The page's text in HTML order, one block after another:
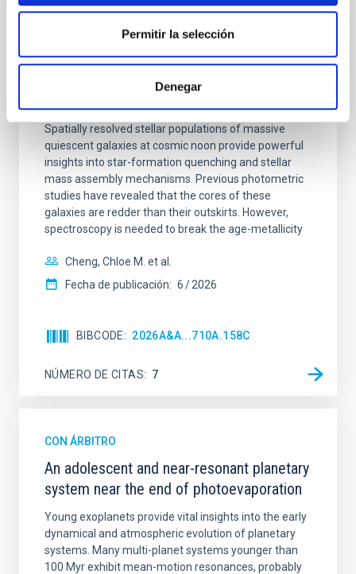
Permitir la selección
Denegar
CON ÁRBITRO
Clues to inside-out quenching in quiescent
galaxies at 1.2 ≲ z ≲ 2.2: Age, Fe-, and
Mg-abundance gradients from JWST-
Spatially resolved stellar populations of massive
quiescent galaxies at cosmic noon provide powerful
insights into star-formation quenching and stellar
mass assembly mechanisms. Previous photometric
studies have revealed that the cores of these
galaxies are redder than their outskirts. However,
spectroscopy is needed to break the age-metallicity
Cheng, Chloe M. et al.
Fecha de publicación: 6 2026
BIBCODE 2026A&A...710A.158C
NÚMERO DE CITAS 7
CON ÁRBITRO
An adolescent and near-resonant planetary
system near the end of photoevaporation
Young exoplanets provide vital insights into the early
dynamical and atmospheric evolution of planetary
systems. Many multi-planet systems younger than
100 Myr exhibit mean-motion resonances, probably